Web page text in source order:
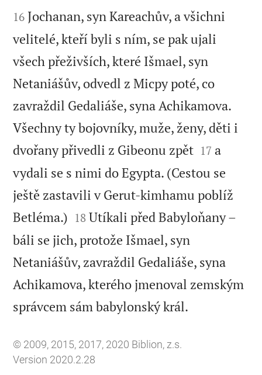


16 Jochanan, syn Kareachův, a všichni
velitelé, kteří byli s ním, se pak ujali
všech přeživších, které Išmael, syn
Netaniášův, odvedl z Micpy poté, co
zavraždil Gedaliáše, syna Achikamova.
Všechny ty bojovníky, muže, ženy, děti i
dvořany přivedli z Gibeonu zpět
17 a
vydali se s nimi do Egypta. (Cestou se
ještě zastavili v Gerut-kimhamu poblíž
Betléma.) 

18 Utíkali před Babyloňany –
báli se jich, protože Išmael, syn
Netaniášův, zavraždil Gedaliáše, syna
Achikamova, kterého jmenoval zemským
správcem sám babylonský král.
© 2009, 2015, 2017, 2020 Biblion, z.s.
Version 2020.2.28